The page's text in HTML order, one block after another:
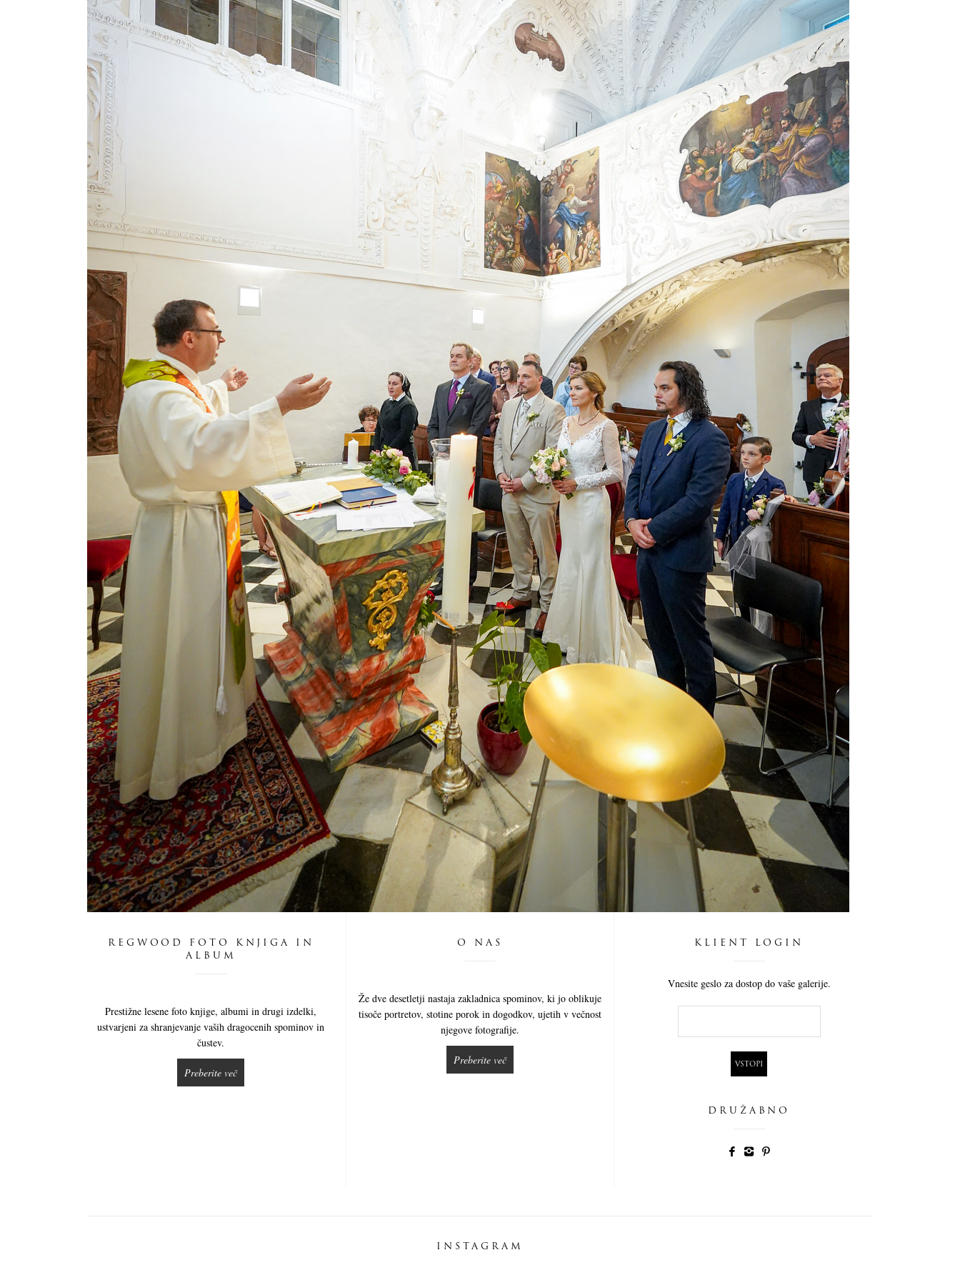
REGWOOD FOTO KNJIGA IN
ALBUM
Prestižne lesene foto knjige, albumi in drugi izdelki,
ustvarjeni za shranjevanje vaših dragocenih spominov in
čustev.
Preberite več
O NAS
Že dve desetletji nastaja zakladnica spominov, ki jo oblikuje
tisoče portretov, stotine porok in dogodkov, ujetih v večnost
njegove fotografije.
Preberite več
KLIENT LOGIN
Vnesite geslo za dostop do vaše galerije.
DRUŽABNO
INSTAGRAM